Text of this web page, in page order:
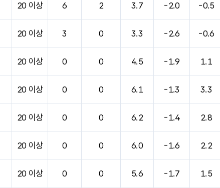
20 이상 6 2 3.7 -2.0 -0.5
20 이상 3 0 3.3 -2.6 -0.6
20 이상 0 0 4.5 -1.9 1.1
20 이상 0 0 6.1 -1.3 3.3
20 이상 0 0 6.2 -1.4 2.8
20 이상 0 0 6.0 -1.6 2.2
20 이상 0 0 5.6 -1.7 1.5